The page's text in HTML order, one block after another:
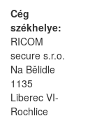
Cég
székhelye:
RICOM
secure s.r.o.
Na Bělidle
1135
Liberec VI-
Rochlice